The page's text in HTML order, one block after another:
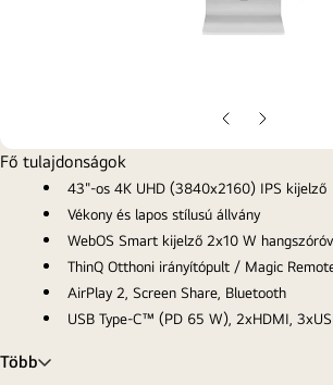
Előző
oldal
Következő
oldal
Fő tulajdonságok
43"-os 4K UHD (3840x2160) IPS kijelző
Vékony és lapos stílusú állvány
WebOS Smart kijelző 2x10 W
ThinQ Otthoni irányítópult / Magic
AirPlay 2, Screen Share, Bluetooth
USB Type-C™ (PD 65 W), 2xHDMI,
Több